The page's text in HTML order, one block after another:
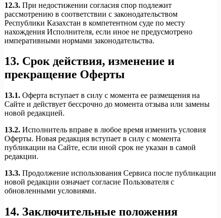
12.3. При недостижении согласия спор подлежит
рассмотрению в соответствии с законодательством
Республики Казахстан в компетентном суде по месту
нахождения Исполнителя, если иное не предусмотрено
императивными нормами законодательства.
13. Срок действия, изменение и
прекращение Оферты
13.1. Оферта вступает в силу с момента ее размещения на
Сайте и действует бессрочно до момента отзыва или замены
новой редакцией.
13.2. Исполнитель вправе в любое время изменить условия
Оферты. Новая редакция вступает в силу с момента
публикации на Сайте, если иной срок не указан в самой
редакции.
13.3. Продолжение использования Сервиса после публикации
новой редакции означает согласие Пользователя с
обновленными условиями.
14. Заключительные положения